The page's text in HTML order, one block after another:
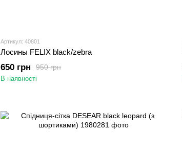
Артикул: 40801
Лосины FELIX black/zebra
950 грн
650 грн
В наявності